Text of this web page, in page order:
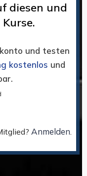
diesen und
und testen
kostenlos und
Anmelden.